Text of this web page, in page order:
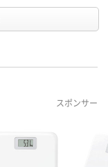
スポンサー